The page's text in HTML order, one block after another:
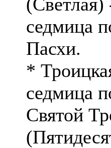
седмица
Пасхи.
*
седмица
Святой